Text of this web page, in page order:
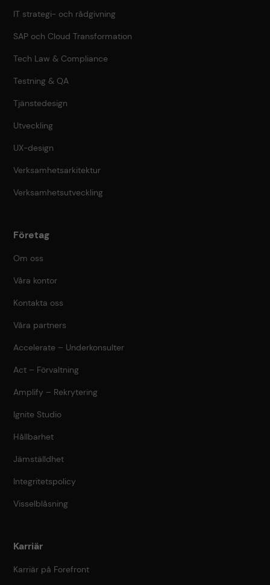
IT strategi- och rådgivning
SAP och Cloud Transformation
Tech Law & Compliance
Testning & QA
Tjänstedesign
Utveckling
UX-design
Verksamhetsarkitektur
Verksamhetsutveckling
Företag
Om oss
Våra kontor
Kontakta oss
Våra partners
Accelerate – Underkonsulter
Act – Förvaltning
Amplify – Rekrytering
Ignite Studio
Hållbarhet
Jämställdhet
Integritetspolicy
Visselblåsning
Karriär
Karriär på Forefront